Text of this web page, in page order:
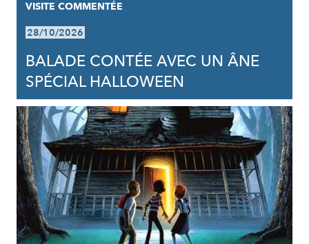
VISITE COMMENTÉE
28/10/2026
BALADE CONTÉE AVEC UN ÂNE
SPÉCIAL HALLOWEEN